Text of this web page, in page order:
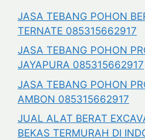
JASA TEBANG POHON
TERNATE 085315662917
JASA TEBANG POHON
JAYAPURA 085315662917
JASA TEBANG POHON
AMBON 085315662917
JUAL ALAT BERAT
BEKAS TERMURAH DI